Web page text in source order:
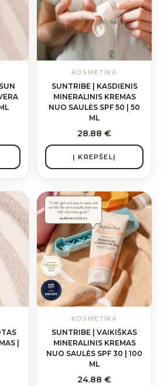
KOSMETIKA
SUNTRIBE | KASDIENIS
MINERALINIS KREMAS
NUO SAULĖS SPF 50 | 50
ML
28.88 €
Į KREPŠELĮ
|
KOSMETIKA
SUNTRIBE | VAIKIŠKAS
MINERALINIS KREMAS
NUO SAULĖS SPF 30 | 100
ML
24.88 €